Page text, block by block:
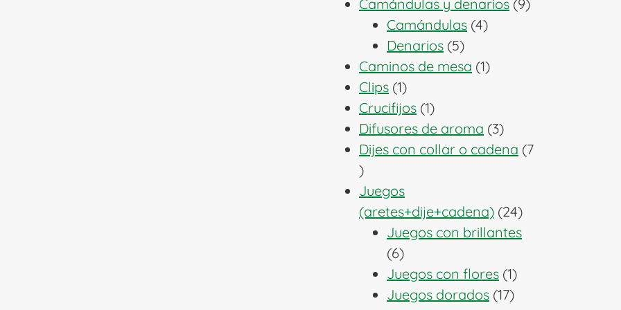
Camándulas y denarios 9
Camándulas 44
Denarios 55
productos
Caminos de mesa 11
Clips 11
producto
Crucifijos 11
producto
Difusores de aroma 33
productos
Dijes con collar o cadena 7
7
productos
Juegos
(aretes+dije+cadena) 2424
productos
Juegos con brillantes
66
productos
Juegos con flores 11
producto
Juegos dorados 1717